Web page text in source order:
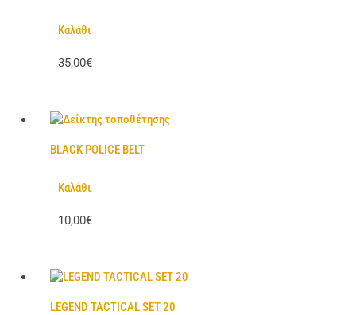
Καλάθι
35,00€
BLACK POLICE BELT
Καλάθι
10,00€
LEGEND TACTICAL SET 20